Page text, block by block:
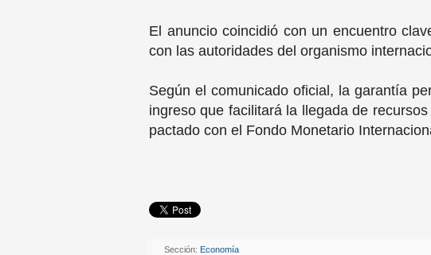
El anuncio coincidió con un encuentro
con las autoridades del organismo
Según el comunicado oficial, la garantía
ingreso que facilitará la llegada de
pactado con el Fondo Monetario
Sección: Economía